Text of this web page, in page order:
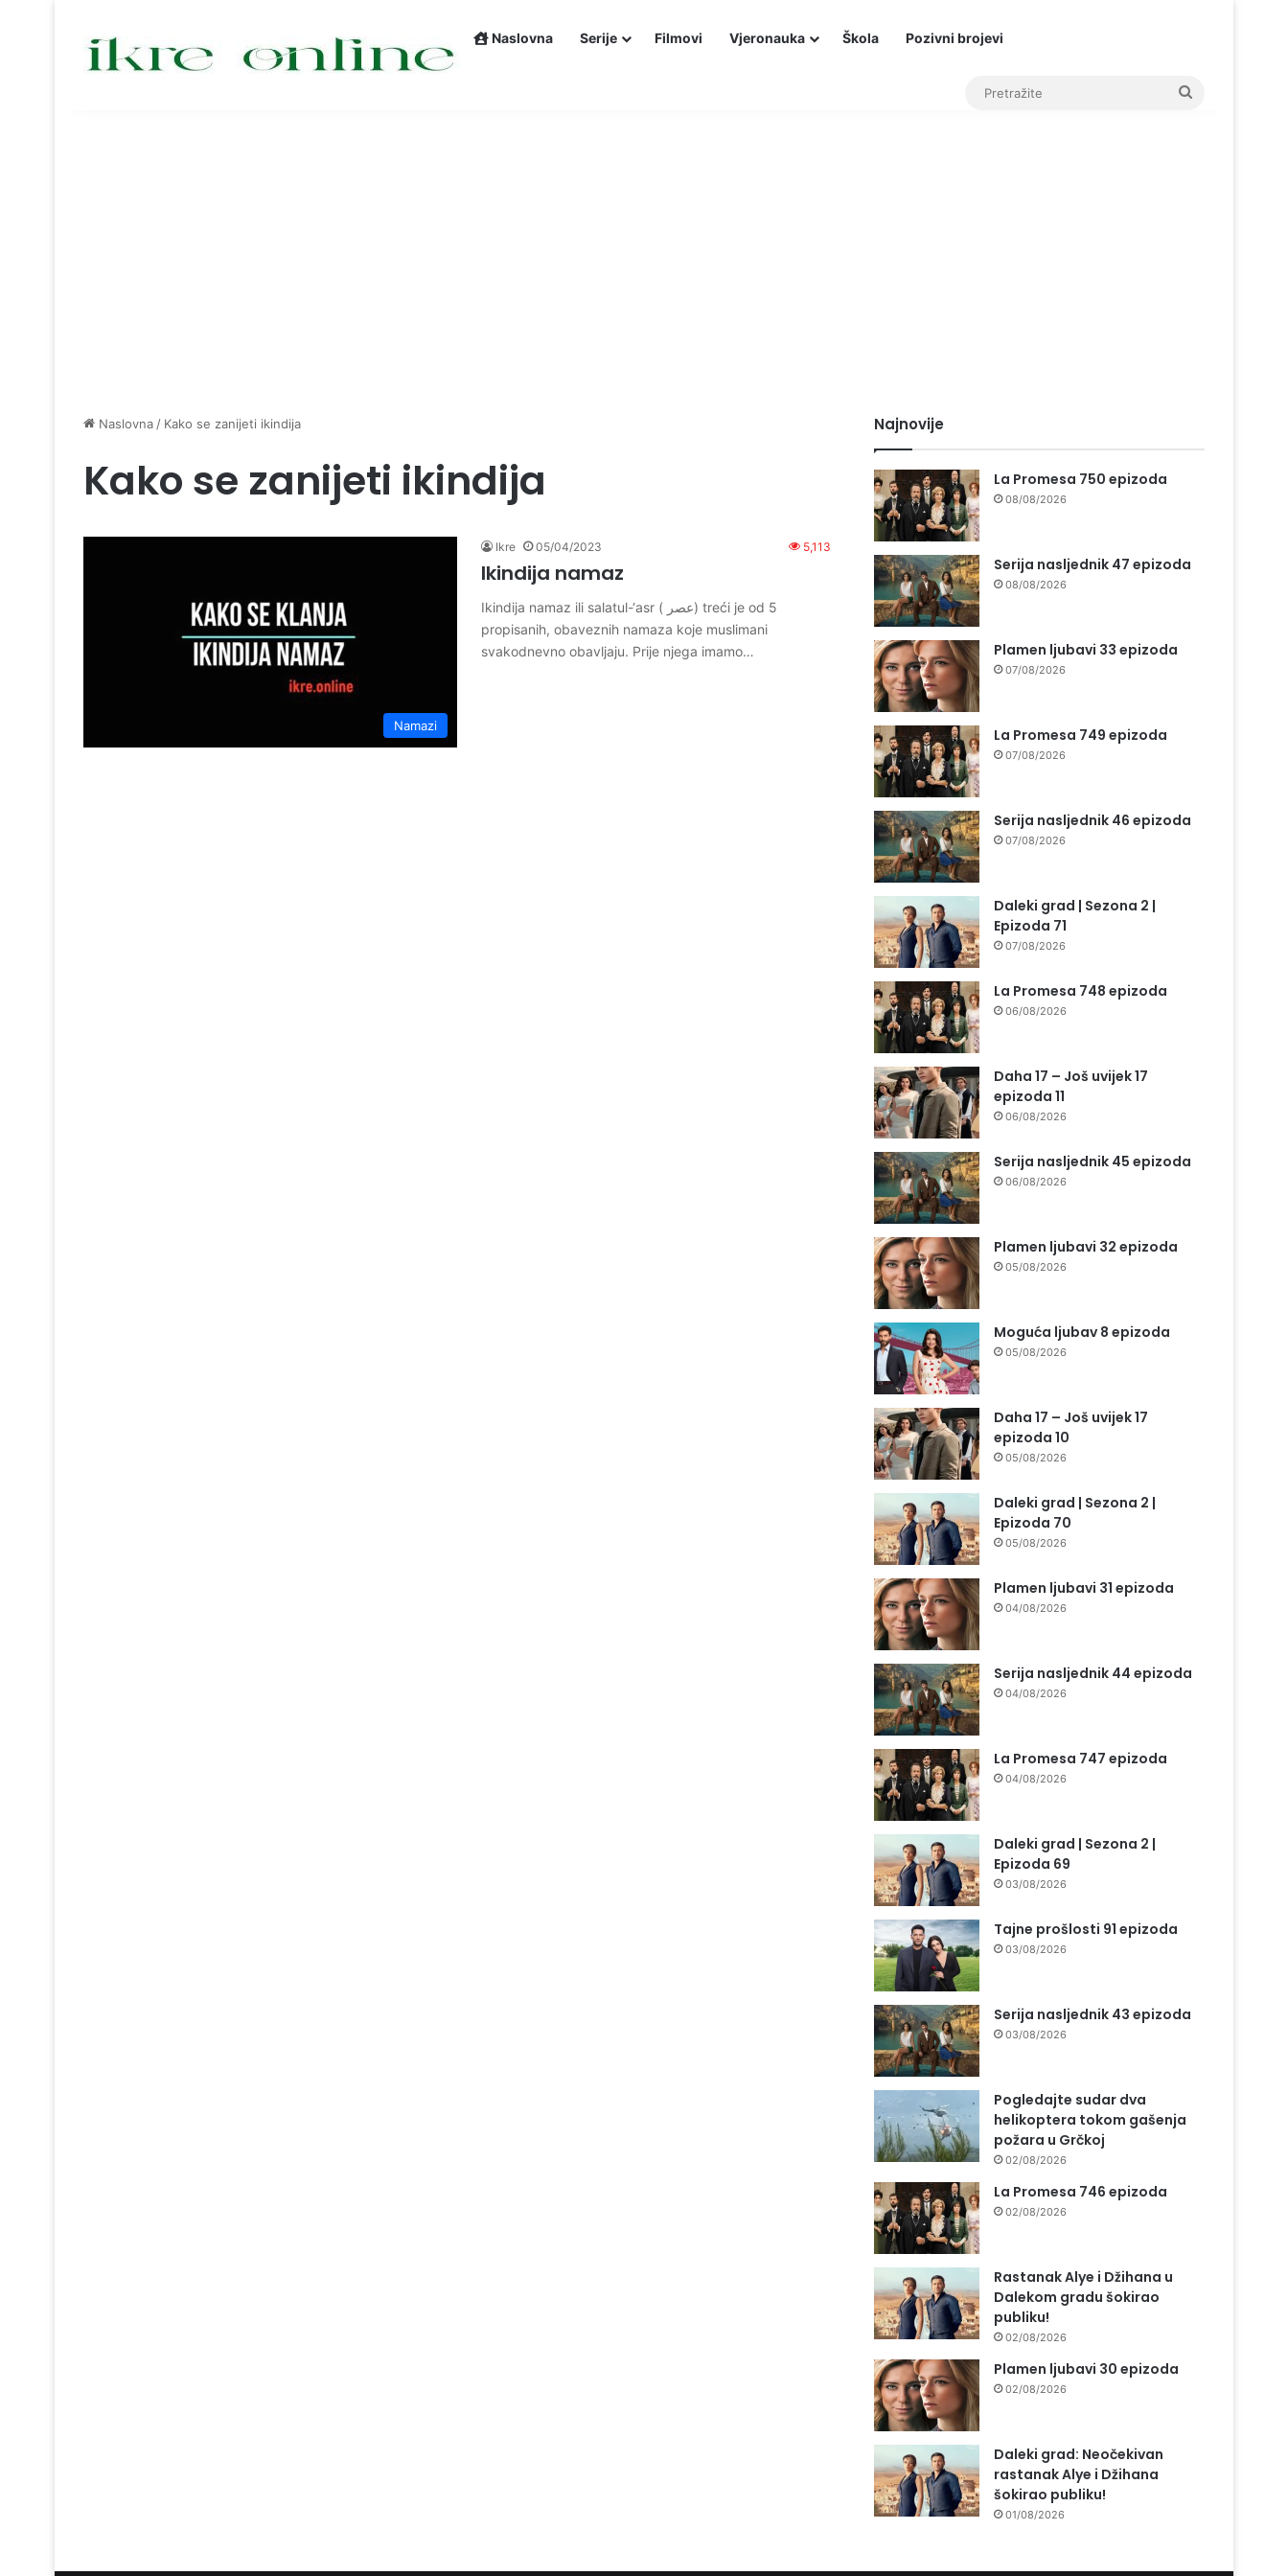
Naslovna Serije Filmovi Vjeronauka Škola Pozivni brojevi
Naslovna / Kako se zanijeti ikindija
Kako se zanijeti ikindija
Namazi
Ikre 05/04/2023 5,113
Ikindija namaz
Ikindija namaz ili salatul-‘asr ( عصر) treći je od 5
propisanih, obaveznih namaza koje muslimani
svakodnevno obavljaju. Prije njega imamo…
Najnovije
La Promesa 750 epizoda
08/08/2026
Serija nasljednik 47 epizoda
08/08/2026
Plamen ljubavi 33 epizoda
07/08/2026
La Promesa 749 epizoda
07/08/2026
Serija nasljednik 46 epizoda
07/08/2026
Daleki grad | Sezona 2 |
Epizoda 71
07/08/2026
La Promesa 748 epizoda
06/08/2026
Daha 17 – Još uvijek 17
epizoda 11
06/08/2026
Serija nasljednik 45 epizoda
06/08/2026
Plamen ljubavi 32 epizoda
05/08/2026
Moguća ljubav 8 epizoda
05/08/2026
Daha 17 – Još uvijek 17
epizoda 10
05/08/2026
Daleki grad | Sezona 2 |
Epizoda 70
05/08/2026
Plamen ljubavi 31 epizoda
04/08/2026
Serija nasljednik 44 epizoda
04/08/2026
La Promesa 747 epizoda
04/08/2026
Daleki grad | Sezona 2 |
Epizoda 69
03/08/2026
Tajne prošlosti 91 epizoda
03/08/2026
Serija nasljednik 43 epizoda
03/08/2026
Pogledajte sudar dva
helikoptera tokom gašenja
požara u Grčkoj
02/08/2026
La Promesa 746 epizoda
02/08/2026
Rastanak Alye i Džihana u
Dalekom gradu šokirao
publiku!
02/08/2026
Plamen ljubavi 30 epizoda
02/08/2026
Daleki grad: Neočekivan
rastanak Alye i Džihana
šokirao publiku!
01/08/2026